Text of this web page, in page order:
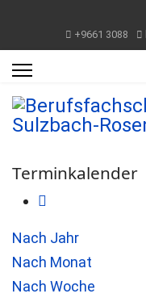
+9661 3088
Terminkalender
Nach Jahr
Nach Monat
Nach Woche